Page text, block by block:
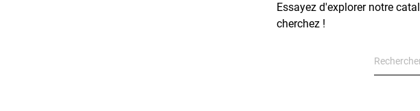
Essayez d'explorer notre
cherchez !